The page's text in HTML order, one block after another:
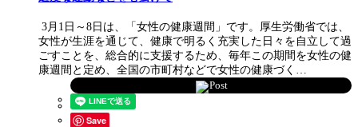
3月1日～8日は、「女性の健康週間」です。厚生労働省では、
女性が生涯を通じて、健康で明るく充実した日々を自立して過
ごすことを、総合的に支援するため、毎年この期間を女性の健
康週間と定め、全国の市町村などで女性の健康づく…
Post
Save